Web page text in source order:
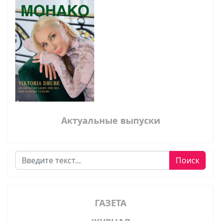
Актуальные выпуски
Поиск Поиск
ГАЗЕТА